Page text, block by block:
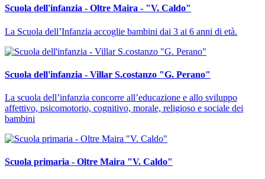
Scuola dell'infanzia - Oltre Maira - "V. Caldo"
La Scuola dell’Infanzia accoglie bambini dai 3 ai 6 anni di età.
Scuola dell'infanzia - Villar S.costanzo "G. Perano"
La scuola dell’infanzia concorre all’educazione e allo sviluppo
affettivo, psicomotorio, cognitivo, morale, religioso e sociale dei
bambini
Scuola primaria - Oltre Maira "V. Caldo"